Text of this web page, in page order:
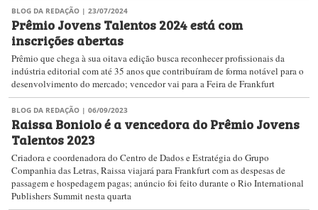
BLOG DA REDAÇÃO | 23/07/2024
Prêmio Jovens Talentos 2024 está com
inscrições abertas
Prêmio que chega à sua oitava edição busca reconhecer profissionais da
indústria editorial com até 35 anos que contribuíram de forma notável para o
desenvolvimento do mercado; vencedor vai para a Feira de Frankfurt
BLOG DA REDAÇÃO | 06/09/2023
Raissa Boniolo é a vencedora do Prêmio Jovens
Talentos 2023
Criadora e coordenadora do Centro de Dados e Estratégia do Grupo
Companhia das Letras, Raissa viajará para Frankfurt com as despesas de
passagem e hospedagem pagas; anúncio foi feito durante o Rio International
Publishers Summit nesta quarta